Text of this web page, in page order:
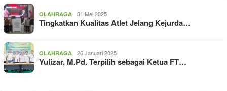
OLAHRAGA 31 Mei 2025
Tingkatkan Kualitas Atlet Jelang Kejurda…
OLAHRAGA 26 Januari 2025
Yulizar, M.Pd. Terpilih sebagai Ketua FT…